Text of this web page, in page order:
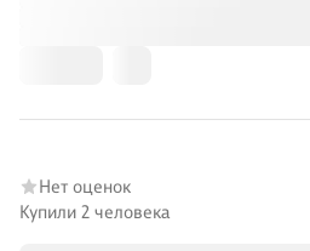
Нет оценок
Купили 2 человека